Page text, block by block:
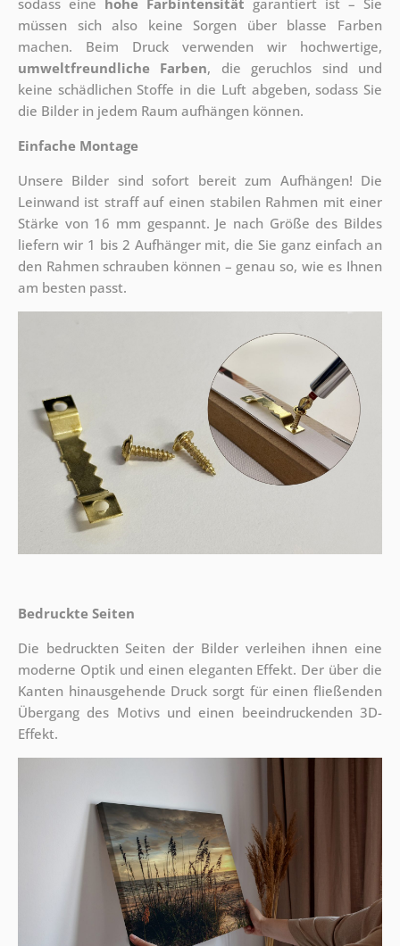
sodass eine hohe Farbintensität garantiert ist – Sie
müssen sich also keine Sorgen über blasse Farben
machen. Beim Druck verwenden wir hochwertige,
umweltfreundliche Farben, die geruchlos sind und
keine schädlichen Stoffe in die Luft abgeben, sodass Sie
die Bilder in jedem Raum aufhängen können.
Einfache Montage
Unsere Bilder sind sofort bereit zum Aufhängen! Die
Leinwand ist straff auf einen stabilen Rahmen mit einer
Stärke von 16 mm gespannt. Je nach Größe des Bildes
liefern wir 1 bis 2 Aufhänger mit, die Sie ganz einfach an
den Rahmen schrauben können – genau so, wie es Ihnen
am besten passt.
Bedruckte Seiten
Die bedruckten Seiten der Bilder verleihen ihnen eine
moderne Optik und einen eleganten Effekt. Der über die
Kanten hinausgehende Druck sorgt für einen fließenden
Übergang des Motivs und einen beeindruckenden 3D-
Effekt.